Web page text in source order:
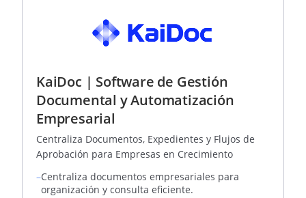
KaiDoc | Software de Gestión
Documental y Automatización
Empresarial
Centraliza Documentos, Expedientes y Flujos de
Aprobación para Empresas en Crecimiento
–Centraliza documentos empresariales para
organización y consulta eficiente.